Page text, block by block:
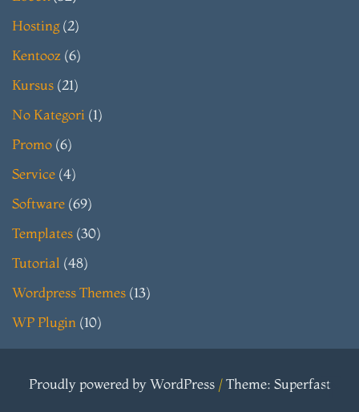
Hosting(2)
Kentooz (6)
Kursus (21)
No Kategori (1)
Promo (6)
Service (4)
Software (69)
Templates (30)
Tutorial (48)
Wordpress Themes (13)
WP Plugin (10)
Proudly powered by WordPress /Theme: Superfast